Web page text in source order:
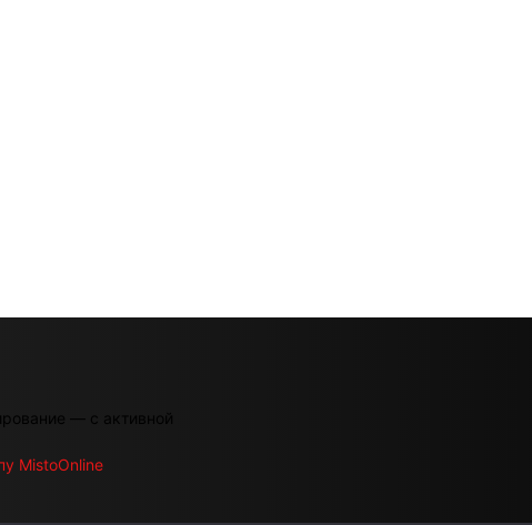
— с активной
MistoOnline